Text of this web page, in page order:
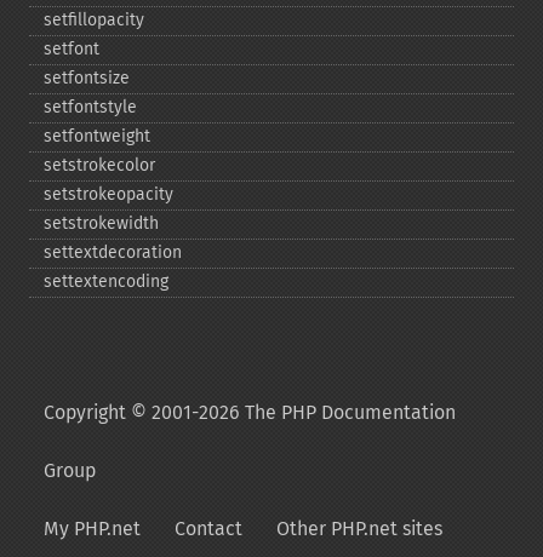
setfillopacity
setfont
setfontsize
setfontstyle
setfontweight
setstrokecolor
setstrokeopacity
setstrokewidth
settextdecoration
settextencoding
Copyright © 2001-2026 The PHP Documentation
Group
My PHP.net Contact Other PHP.net sites